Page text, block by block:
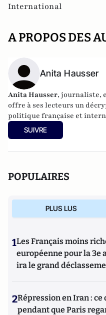
International
A PROPOS DES
Anita Hausser
Anita Hausser, journaliste,
offre à ses lecteurs un
politique française et
publiéSarkozy, itinéraire
l'Archipel, 2003). Elle a
SUIVRE
POPULAIRES
PLUS LUS
1Les Français moins
européenne pour la 3e
ira le grand
2Répression en Iran :
pendant que Paris